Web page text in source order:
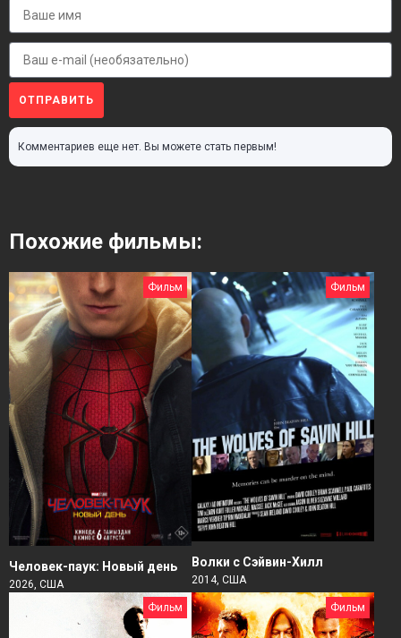
ОТПРАВИТЬ
Комментариев еще нет. Вы можете стать первым!
Похожие фильмы:
Фильм
Человек-паук: Новый день
2026, США
Фильм
Волки с Сэйвин-Хилл
2014, США
Фильм Фильм